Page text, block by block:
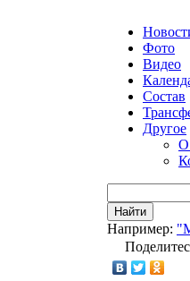
Фото
Видео
Состав
Другое
О
Найти
Например: